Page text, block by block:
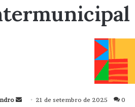
Mande21 de setembro de 2025 0